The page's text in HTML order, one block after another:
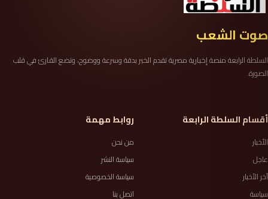
صوت الشعب
السلطة الرابعة منصة إخبارية مصرية تقدم الخبر بدقة وسرعة ووضوح، وتضع القارئ في قلب
الصورة.
أقسام السلطة الرابعة
الأخبار
عاجل
آخر الأخبار
سياسة
روابط مهمة
من نحن
سياسة النشر
سياسة الخصوصية
اتصل بنا